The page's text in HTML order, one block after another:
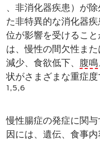
、非消化器疾患​）が
た​非特異的な消化器疾
位​が影響を受けるこ
は、慢性の間欠性ま
減少、食欲低下​、 腹鳴
状がさまざまな重症度
1,5,6
慢性腸症の発症に関
因には、遺伝、食事